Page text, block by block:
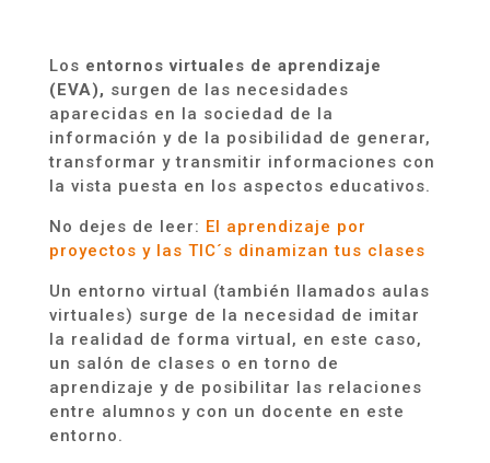
Los entornos virtuales de aprendizaje
(EVA), surgen de las necesidades
aparecidas en la sociedad de la
información y de la posibilidad de generar,
transformar y transmitir informaciones con
la vista puesta en los aspectos educativos.
No dejes de leer: El aprendizaje por
proyectos y las TIC´s dinamizan tus clases
Un entorno virtual (también llamados aulas
virtuales) surge de la necesidad de imitar
la realidad de forma virtual, en este caso,
un salón de clases o en torno de
aprendizaje y de posibilitar las relaciones
entre alumnos y con un docente en este
entorno.